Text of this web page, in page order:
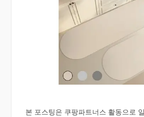
본 포스팅은 쿠팡파트너스 활동으로